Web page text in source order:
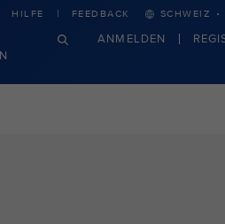
HILFE FEEDBACK SCHWEIZ ·
ANMELDEN